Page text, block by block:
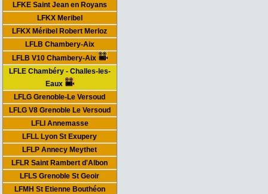
LFKE Saint Jean en Royans
LFKX Meribel
LFKX Méribel Robert Merloz
LFLB Chambery-Aix
LFLB V10 Chambery-Aix
LFLE Chambéry - Challes-les-
Eaux
LFLG Grenoble-Le Versoud
LFLG V8 Grenoble Le Versoud
LFLI Annemasse
LFLL Lyon St Exupery
LFLP Annecy Meythet
LFLR Saint Rambert d'Albon
LFLS Grenoble St Geoir
LFMH St Etienne Bouthéon